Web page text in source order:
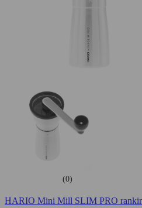
(0)
HARIO Mini Mill SLIM PRO